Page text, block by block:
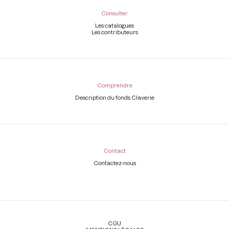
Consulter
Les catalogues
Les contributeurs
Comprendre
Description du fonds Claverie
Contact
Contactez-nous
Légal
CGU